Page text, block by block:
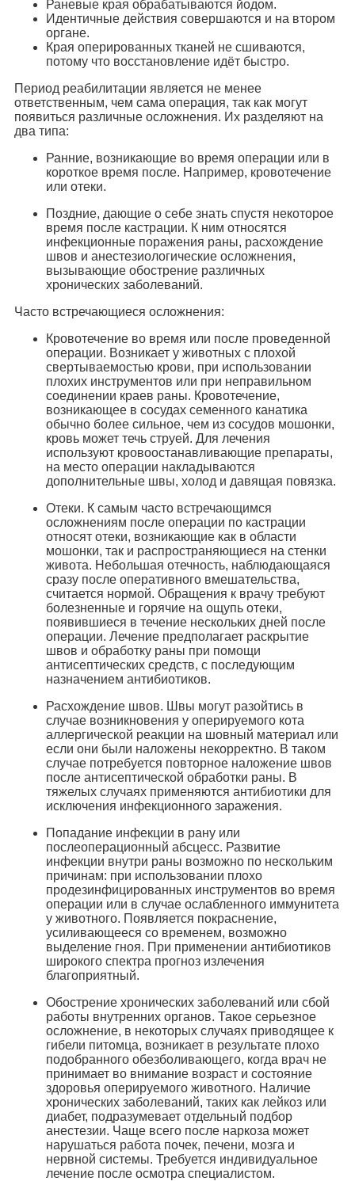
Раневые края обрабатываются йодом.
Идентичные действия совершаются и на втором
органе.
Края оперированных тканей не сшиваются,
потому что восстановление идёт быстро.
Период реабилитации является не менее
ответственным, чем сама операция, так как могут
появиться различные осложнения. Их разделяют на
два типа:
Ранние, возникающие во время операции или в
короткое время после. Например, кровотечение
или отеки.
Поздние, дающие о себе знать спустя некоторое
время после кастрации. К ним относятся
инфекционные поражения раны, расхождение
швов и анестезиологические осложнения,
вызывающие обострение различных
хронических заболеваний.
Часто встречающиеся осложнения:
Кровотечение во время или после проведенной
операции. Возникает у животных с плохой
свертываемостью крови, при использовании
плохих инструментов или при неправильном
соединении краев раны. Кровотечение,
возникающее в сосудах семенного канатика
обычно более сильное, чем из сосудов мошонки,
кровь может течь струей. Для лечения
используют кровоостанавливающие препараты,
на место операции накладываются
дополнительные швы, холод и давящая повязка.
Отеки. К самым часто встречающимся
осложнениям после операции по кастрации
относят отеки, возникающие как в области
мошонки, так и распространяющиеся на стенки
живота. Небольшая отечность, наблюдающаяся
сразу после оперативного вмешательства,
считается нормой. Обращения к врачу требуют
болезненные и горячие на ощупь отеки,
появившиеся в течение нескольких дней после
операции. Лечение предполагает раскрытие
швов и обработку раны при помощи
антисептических средств, с последующим
назначением антибиотиков.
Расхождение швов. Швы могут разойтись в
случае возникновения у оперируемого кота
аллергической реакции на шовный материал или
если они были наложены некорректно. В таком
случае потребуется повторное наложение швов
после антисептической обработки раны. В
тяжелых случаях применяются антибиотики для
исключения инфекционного заражения.
Попадание инфекции в рану или
послеоперационный абсцесс. Развитие
инфекции внутри раны возможно по нескольким
причинам: при использовании плохо
продезинфицированных инструментов во время
операции или в случае ослабленного иммунитета
у животного. Появляется покраснение,
усиливающееся со временем, возможно
выделение гноя. При применении антибиотиков
широкого спектра прогноз излечения
благоприятный.
Обострение хронических заболеваний или сбой
работы внутренних органов. Такое серьезное
осложнение, в некоторых случаях приводящее к
гибели питомца, возникает в результате плохо
подобранного обезболивающего, когда врач не
принимает во внимание возраст и состояние
здоровья оперируемого животного. Наличие
хронических заболеваний, таких как лейкоз или
диабет, подразумевает отдельный подбор
анестезии. Чаще всего после наркоза может
нарушаться работа почек, печени, мозга и
нервной системы. Требуется индивидуальное
лечение после осмотра специалистом.